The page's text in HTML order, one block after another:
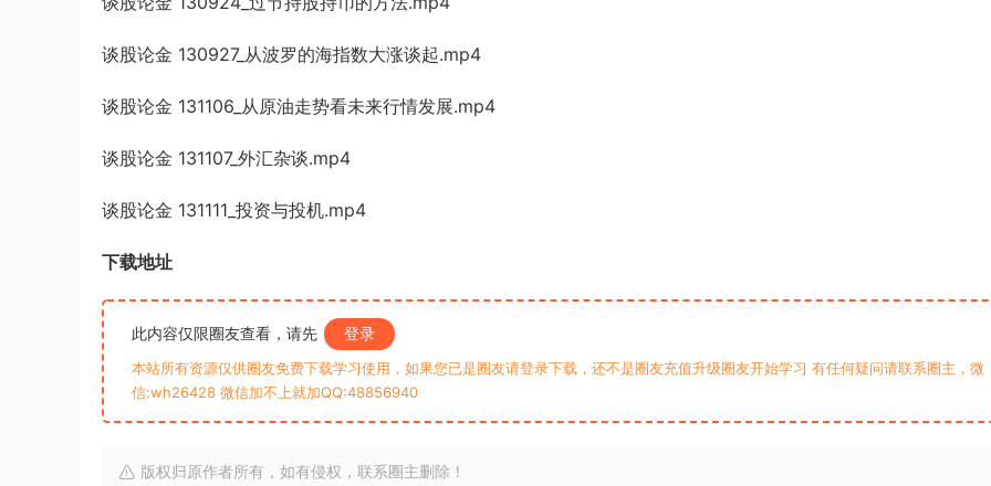
谈股论金 130927_从波罗的海指数大涨谈起.mp4
谈股论金 131106_从原油走势看未来行情发展.mp4
谈股论金 131107_外汇杂谈.mp4
谈股论金 131111_投资与投机.mp4
下载地址
此内容仅限圈友查看，请先 登录
本站所有资源仅供圈友免费下载学习使用，如果您已是圈友请登录下载，还不是圈友充值升级圈友开始学习 有任何疑问请联系圈主，微
信:wh26428 微信加不上就加QQ:48856940
版权归原作者所有，如有侵权，联系圈主删除！